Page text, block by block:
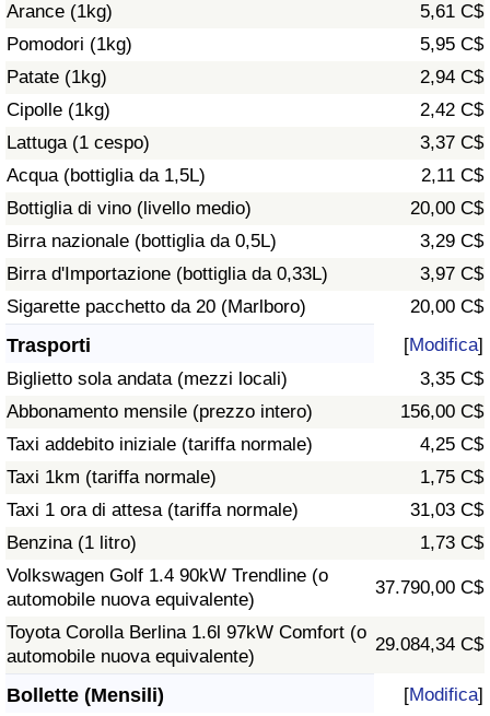
Arance (1kg)
5,61 C$
Pomodori (1kg)
5,95 C$
Patate (1kg)
2,94 C$
Cipolle (1kg)
2,42 C$
Lattuga (1 cespo)
3,37 C$
Acqua (bottiglia da 1,5L)
2,11 C$
Bottiglia di vino (livello medio)
20,00 C$
Birra nazionale (bottiglia da 0,5L)
3,29 C$
Birra d'Importazione (bottiglia da 0,33L)
3,97 C$
Sigarette pacchetto da 20 (Marlboro)
20,00 C$
Trasporti [Modifica]
Biglietto sola andata (mezzi locali)
3,35 C$
Abbonamento mensile (prezzo intero)
156,00 C$
Taxi addebito iniziale (tariffa normale)
4,25 C$
Taxi 1km (tariffa normale)
1,75 C$
Taxi 1 ora di attesa (tariffa normale)
31,03 C$
Benzina (1 litro)
1,73 C$
Volkswagen Golf 1.4 90kW Trendline (o
automobile nuova equivalente)
37.790,00 C$
Toyota Corolla Berlina 1.6l 97kW Comfort (o
automobile nuova equivalente)
29.084,34 C$
Bollette (Mensili) [Modifica]
Indice dell’Inquinamento (Corrente)
Indice di inquinamento
Indice dell’Inquinamento per Nazione
Traffico
Indice del Traffico
Indice del traffico (Corrente)
Indice del traffico per Nazione